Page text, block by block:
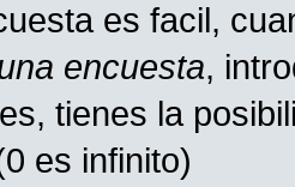
es facil,
encuesta,
tienes la
es infinito)